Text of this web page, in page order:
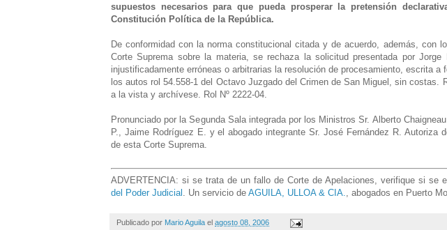
supuestos necesarios para que pueda prosperar la pretensión
Constitución Política de la República.
De conformidad con la norma constitucional citada y de acuerdo, además, con
Corte Suprema sobre la materia, se rechaza la solicitud presentada por
injustificadamente erróneas o arbitrarias la resolución de procesamiento, escrita
los autos rol 54.558-1 del Octavo Juzgado del Crimen de San Miguel, sin costas.
a la vista y archívese. Rol Nº 2222-04.
Pronunciado por la Segunda Sala integrada por los Ministros Sr. Alberto
P., Jaime Rodríguez E. y el abogado integrante Sr. José Fernández R. Autoriza
de esta Corte Suprema.
ADVERTENCIA: si se trata de un fallo de Corte de Apelaciones, verifique si se
del Poder Judicial
. Un servicio de AGUILA, ULLOA & CIA. , abogados en Puerto
Publicado por Mario Aguila el agosto 08, 2006